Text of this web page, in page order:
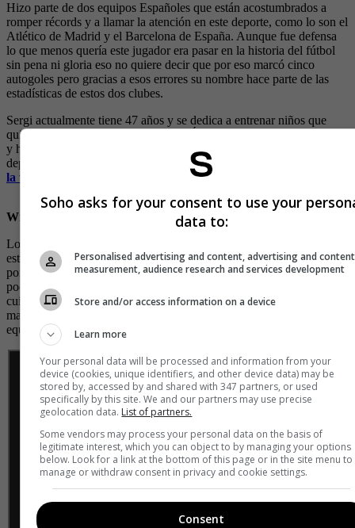
Hizo parte de dos equipos Españoles que están acostumbrados a
romper récords y a llamar la atención en este deporte, como lo son el
Atlético de Madrid y el Barcelona de España. Aunque fue defensa
lo que menos quería este jugador era pasar en la historia del fútbol
sin pena ni gloria eso no quiere decir que por eso marcó cinco
autogoles pero gracias a esos errores su nombre hace parte de las
estadísticas de estos dos clubes.
Sergi actualmente tiene 47 años y se dedica a entrenar niños que
quieren ser futbolistas profesionales. Él es entrenador desde el 2009
y ha dirigido a equipos como el juvenil del Barcelona, Unión
deportiva de Almería y al Deportivo Mallorca. (
la vida de un árbitro colombiano?
)
Wilson Galeano
Los colombianos no nos quedamos atrás
estrellas en los rankings del mundo nuestro fútbol no podía quedarse
por fuera. Si hay algo con lo que sueñan los futbolistas es con
poder marcar un doblete en cualquier partido, pero deben tener
cuidado y no imitar a Wilson Galeano quien tiene el récord de
marcar dos autogoles en el mismo partido para darle la victoria a su
equipo rival.
Soho asks for your consent to use your
data to:
Personalised advertising and content, advertising and content
measurement, audience research and services development
Store and/or access information on a device
Learn more
Your personal data will be processed and information from your
device (cookies, unique identifiers, and other device data) may be
stored by, accessed by and shared with 347 partners, or used
specifically by this site. We and our partners may use precise
geolocation data. List of partners.
Some vendors may process your personal data on the basis of
legitimate interest, which you can object to by managing your options
below. Look for a link at the bottom of this page or in the site menu to
manage or withdraw consent in privacy and cookie settings.
Consent